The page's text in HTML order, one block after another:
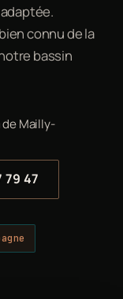
connu de la
bassin
de Mailly-
79 47